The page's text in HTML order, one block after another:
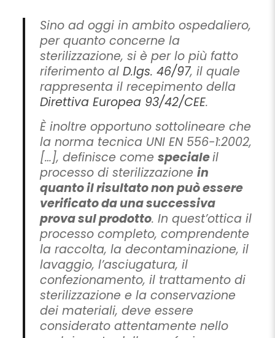
Sino ad oggi in ambito ospedaliero,
per quanto concerne la
sterilizzazione, si è per lo più fatto
riferimento al D.lgs. 46/97, il quale
rappresenta il recepimento della
Direttiva Europea 93/42/CEE.
È inoltre opportuno sottolineare che
la norma tecnica UNI EN 556-1:2002,
[…], definisce come specialeil
processo di sterilizzazione in
quanto il risultato non può essere
verificato da una successiva
prova sul prodotto. In quest’ottica il
processo completo, comprendente
la raccolta, la decontaminazione, il
lavaggio, l’asciugatura, il
confezionamento, il trattamento di
sterilizzazione e la conservazione
dei materiali, deve essere
considerato attentamente nello